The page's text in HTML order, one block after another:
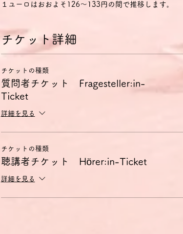
１ユーロはおおよそ126～133円の間で推移します。
チケット詳細
チケットの種類
質問者チケット Fragesteller:in-
Ticket
詳細を見る
チケットの種類
聴講者チケット Hörer:in-Ticket
詳細を見る